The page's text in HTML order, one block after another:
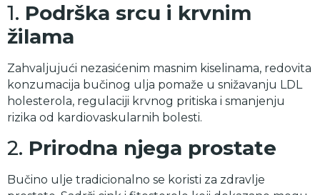
1. Podrška srcu i krvnim
žilama
Zahvaljujući nezasićenim masnim kiselinama, redovita
konzumacija bučinog ulja pomaže u snižavanju LDL
holesterola, regulaciji krvnog pritiska i smanjenju
rizika od kardiovaskularnih bolesti.
2. Prirodna njega prostate
Bučino ulje tradicionalno se koristi za zdravlje